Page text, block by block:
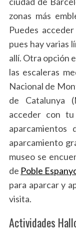
zonas más
Puedes
pues hay varias
allí. Otra opción
las escaleras
Nacional de
de Catalunya
acceder con tu
aparcamiento
museo se
de Poble
para aparcar y
visita.
Actividades
a